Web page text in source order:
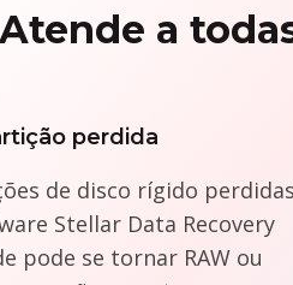
Atende a
perdida
de disco rígido
Stellar Data Recovery
pode se tornar RAW ou